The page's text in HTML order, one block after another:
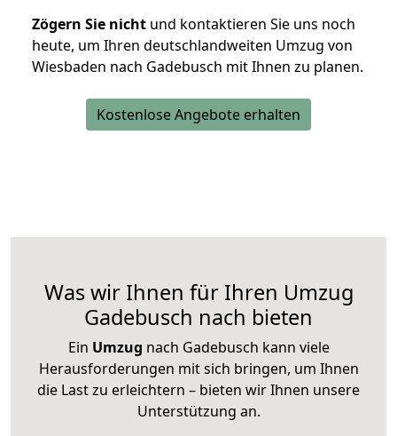
Zögern Sie nicht und kontaktieren Sie uns noch
heute, um Ihren deutschlandweiten Umzug von
Wiesbaden nach Gadebusch mit Ihnen zu planen.
Kostenlose Angebote erhalten
Was wir Ihnen für Ihren Umzug
Gadebusch nach bieten
Ein Umzug nach Gadebusch kann viele
Herausforderungen mit sich bringen, um Ihnen
die Last zu erleichtern – bieten wir Ihnen unsere
Unterstützung an.